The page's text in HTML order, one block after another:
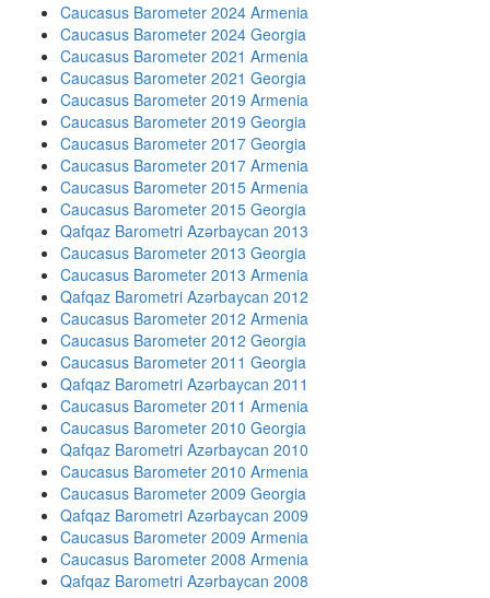
Caucasus Barometer 2024 Armenia
Caucasus Barometer 2024 Georgia
Caucasus Barometer 2021 Armenia
Caucasus Barometer 2021 Georgia
Caucasus Barometer 2019 Armenia
Caucasus Barometer 2019 Georgia
Caucasus Barometer 2017 Georgia
Caucasus Barometer 2017 Armenia
Caucasus Barometer 2015 Armenia
Caucasus Barometer 2015 Georgia
Qafqaz Barometri Azərbaycan 2013
Caucasus Barometer 2013 Georgia
Caucasus Barometer 2013 Armenia
Qafqaz Barometri Azərbaycan 2012
Caucasus Barometer 2012 Armenia
Caucasus Barometer 2012 Georgia
Caucasus Barometer 2011 Georgia
Qafqaz Barometri Azərbaycan 2011
Caucasus Barometer 2011 Armenia
Caucasus Barometer 2010 Georgia
Qafqaz Barometri Azərbaycan 2010
Caucasus Barometer 2010 Armenia
Caucasus Barometer 2009 Georgia
Qafqaz Barometri Azərbaycan 2009
Caucasus Barometer 2009 Armenia
Caucasus Barometer 2008 Armenia
Qafqaz Barometri Azərbaycan 2008